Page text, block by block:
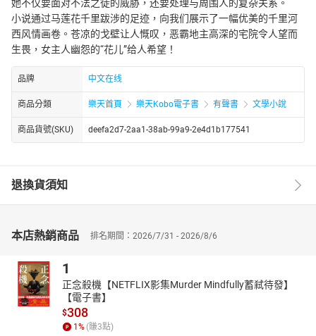
她不仅要面对不法之徒的威胁，还要处理与周围人的复杂关系。
小说通过马莲花千里跋涉的足迹，向我们展示了一幅优美的千里河
西风情画卷。苍凉的戈壁让人慨叹，恶霸地主高深的宅院令人望而
生畏，女主人幽怨的“花儿”给人希望！
品牌 中文在线
商品分類 樂天首頁 樂天Kobo電子書 有聲書 文學小說
商品貨號(SKU) deefa2d7-2aa1-38ab-99a9-2e4d1b177541
退換貨須知
本店熱銷商品 排名期間：2026/7/31 - 2026/8/6
1
正念殺機【NETFLIX影集Murder Mindfully蓄弒待發】
【電子書】
$308
1% (賺3點)